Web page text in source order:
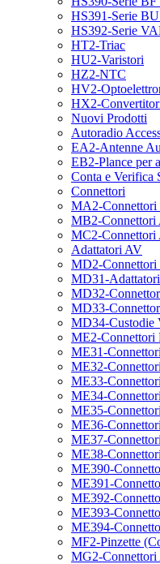
HS391-Serie
HS392-Serie
HT2-Triac
HU2-Varistori
HZ2-NTC
HV2-
HX2-
Nuovi Prodotti
Autoradio
EA2-Antenne
EB2-Plance per
Conta e Verifica
Connettori
MA2-Connettori
MB2-Connettori
MC2-Connettori
Adattatori AV
MD2-
MD31-Adattatori
MD32-
MD33-
MD34-Custodie
ME2-Connettori
ME31-
ME32-
ME33-
ME34-
ME35-
ME36-
ME37-
ME38-
ME390-
ME391-
ME392-
ME393-
ME394-
MF2-Pinzette
MG2-Connettori